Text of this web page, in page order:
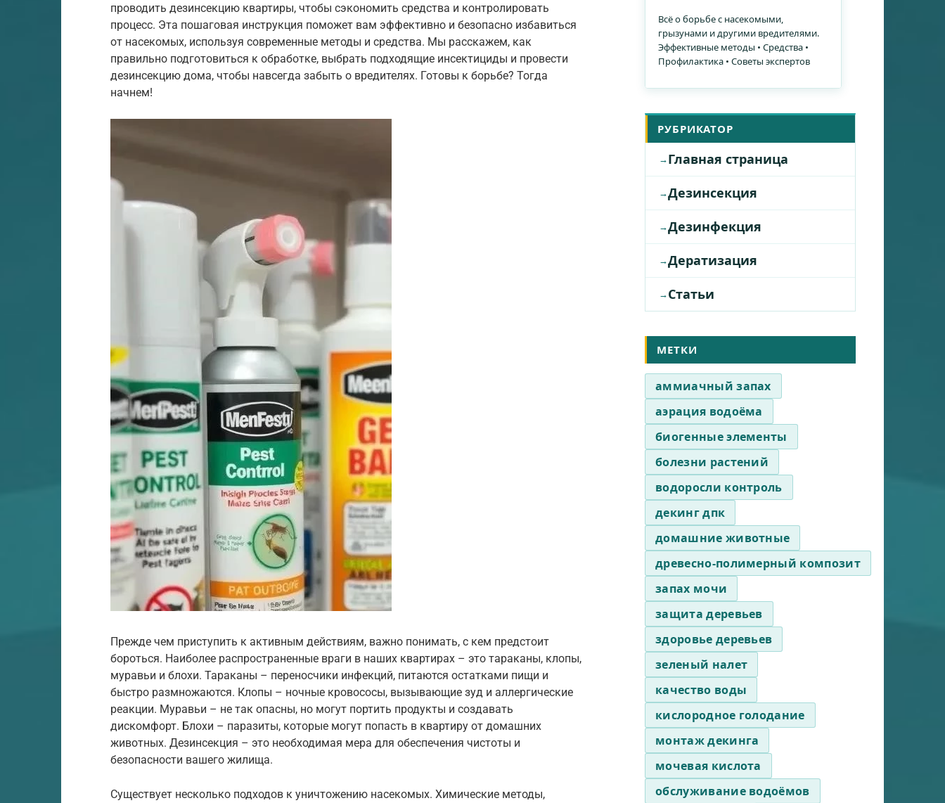
проводить дезинсекцию квартиры, чтобы сэкономить средства и контролировать
процесс. Эта пошаговая инструкция поможет вам эффективно и безопасно избавиться
от насекомых, используя современные методы и средства. Мы расскажем, как
правильно подготовиться к обработке, выбрать подходящие инсектициды и провести
дезинсекцию дома, чтобы навсегда забыть о вредителях. Готовы к борьбе? Тогда
начнем!
Прежде чем приступить к активным действиям, важно понимать, с кем предстоит
бороться. Наиболее распространенные враги в наших квартирах – это тараканы, клопы,
муравьи и блохи. Тараканы – переносчики инфекций, питаются остатками пищи и
быстро размножаются. Клопы – ночные кровососы, вызывающие зуд и аллергические
реакции. Муравьи – не так опасны, но могут портить продукты и создавать
дискомфорт. Блохи – паразиты, которые могут попасть в квартиру от домашних
животных. Дезинсекция – это необходимая мера для обеспечения чистоты и
безопасности вашего жилища.
Существует несколько подходов к уничтожению насекомых. Химические методы,
Всё о борьбе с насекомыми,
грызунами и другими вредителями.
Эффективные методы • Средства •
Профилактика • Советы экспертов
РУБРИКАТОР
Главная страница
Дезинсекция
Дезинфекция
Дератизация
Статьи
МЕТКИ
аммиачный запах
аэрация водоёма
биогенные элементы
болезни растений
водоросли контроль
декинг дпк
домашние животные
древесно-полимерный композит
запах мочи
защита деревьев
здоровье деревьев
зеленый налет
качество воды
кислородное голодание
монтаж декинга
мочевая кислота
обслуживание водоёмов